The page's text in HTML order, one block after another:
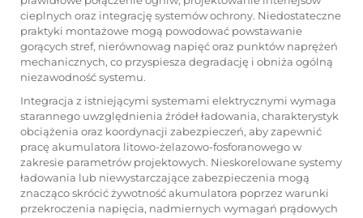
cieplnych oraz integrację systemów ochrony. Niedostateczne
praktyki montażowe mogą powodować powstawanie
gorących stref, nierównowag napięć oraz punktów naprężeń
mechanicznych, co przyspiesza degradację i obniża ogólną
niezawodność systemu.
Integracja z istniejącymi systemami elektrycznymi wymaga
starannego uwzględnienia źródeł ładowania, charakterystyk
obciążenia oraz koordynacji zabezpieczeń, aby zapewnić
pracę akumulatora litowo-żelazowo-fosforanowego w
zakresie parametrów projektowych. Nieskorelowane systemy
ładowania lub niewystarczające zabezpieczenia mogą
znacząco skrócić żywotność akumulatora poprzez warunki
przekroczenia napięcia, nadmiernych wymagań prądowych